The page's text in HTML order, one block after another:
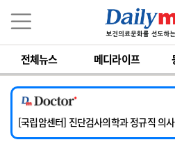
전체뉴스 메디라이프
[서울아산병원] 2026년 하반기 인턴 모집
[명지병원] 하반기 전공의(인턴) 모집
[국립암센터] 진단검사의학과 정규직 의
[인제대학교해운대백병원] 치과 진료교